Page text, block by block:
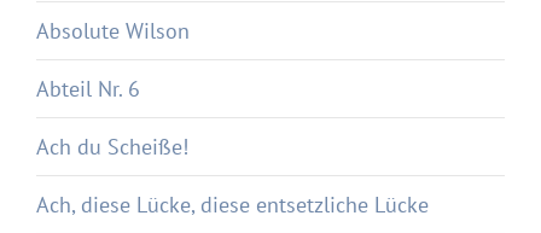
Absolute Wilson
Abteil Nr. 6
Ach du Scheiße!
Ach, diese Lücke, diese entsetzliche Lücke